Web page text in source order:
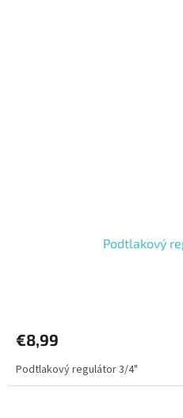
Podtlakový
€8,99
Podtlakový regulátor 3/4"